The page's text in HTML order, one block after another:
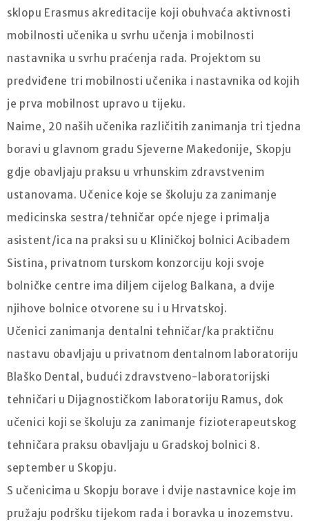
sklopu Erasmus akreditacije koji obuhvaća aktivnosti
mobilnosti učenika u svrhu učenja i mobilnosti
nastavnika u svrhu praćenja rada. Projektom su
predviđene tri mobilnosti učenika i nastavnika od kojih
je prva mobilnost upravo u tijeku.
Naime, 20 naših učenika različitih zanimanja tri tjedna
boravi u glavnom gradu Sjeverne Makedonije, Skopju
gdje obavljaju praksu u vrhunskim zdravstvenim
ustanovama. Učenice koje se školuju za zanimanje
medicinska sestra/tehničar opće njege i primalja
asistent/ica na praksi su u Kliničkoj bolnici Acibadem
Sistina, privatnom turskom konzorciju koji svoje
bolničke centre ima diljem cijelog Balkana, a dvije
njihove bolnice otvorene su i u Hrvatskoj.
Učenici zanimanja dentalni tehničar/ka praktičnu
nastavu obavljaju u privatnom dentalnom laboratoriju
Blaško Dental, budući zdravstveno-laboratorijski
tehničari u Dijagnostičkom laboratoriju Ramus, dok
učenici koji se školuju za zanimanje fizioterapeutskog
tehničara praksu obavljaju u Gradskoj bolnici 8.
september u Skopju.
S učenicima u Skopju borave i dvije nastavnice koje im
pružaju podršku tijekom rada i boravka u inozemstvu.